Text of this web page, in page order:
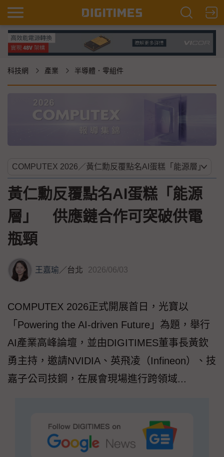
科技網 產業 半導體．零組件
黃仁勳反覆點名AI蛋糕「能源
層」 供應鏈合作可突破供電
瓶頸
王嘉瑜 ／台北 2026/06/03
COMPUTEX 2026正式開展首日，光寶以
「Powering the AI-driven Future」為題，舉行
AI產業高峰論壇，並由DIGITIMES董事長黃欽
勇主持，邀請NVIDIA、英飛凌（Infineon）、技
嘉子公司技鋼，在展會現場進行跨領域...